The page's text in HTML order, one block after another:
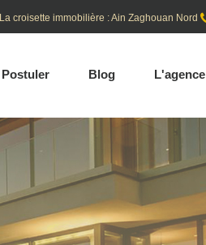
La croisette immobilière : Ain Zaghouan Nord
Postuler Blog L'agence